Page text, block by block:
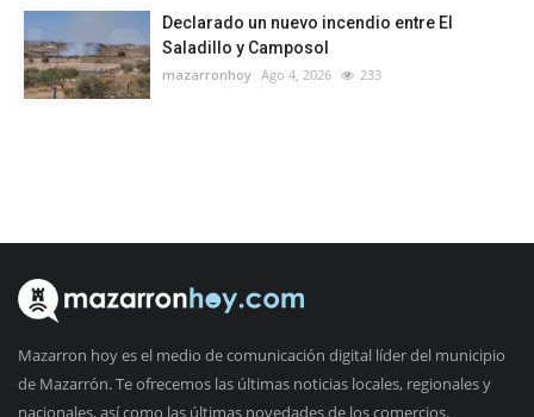
Declarado un nuevo incendio entre El
Saladillo y Camposol
mazarronhoy Ago 4, 2026 233
Mazarron hoy es el medio de comunicación digital líder del municipio
de Mazarrón. Te ofrecemos las últimas noticias locales, regionales y
nacionales, así como las últimas novedades de los comercios.